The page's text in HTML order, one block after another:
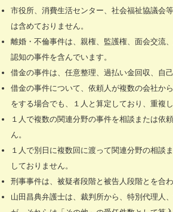
市役所、消費生活センター、社会福祉協議会
は含めておりません。
離婚・不倫事件は、親権、監護権、面会交流
認知の事件を含んでいます。
借金の事件は、任意整理、過払い金回収、自
借金の事件について、依頼人が複数の会社か
をする場合でも、１人と算定しており、重複
１人で複数の関連分野の事件を相談または依
ん。
１人で別日に複数回に渡って関連分野の相談
しておりません。
刑事事件は、被疑者段階と被告人段階とを合
山田昌典弁護士は、裁判所から、特別代理人